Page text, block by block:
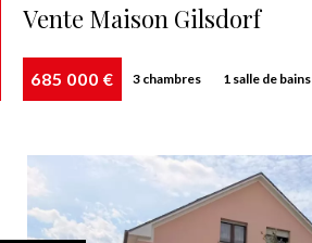
Vente Maison Gilsdorf
685 000 € 3 chambres 1 salle de bains